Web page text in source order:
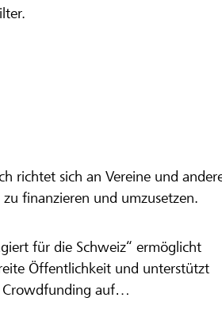
richtet sich an Vereine und
finanzieren und umzusetzen.
für die Schweiz“ ermöglicht
Öffentlichkeit und unterstützt
Crowdfunding auf